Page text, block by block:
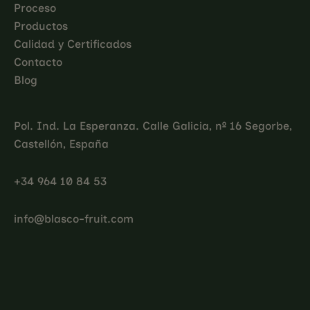
Proceso
Productos
Calidad y Certificados
Contacto
Blog
Pol. Ind. La Esperanza. Calle Galicia, nº 16 Segorbe,
Castellón, España
+34 964 10 84 53
info@blasco-fruit.com